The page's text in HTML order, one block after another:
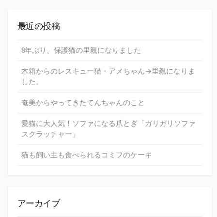
最近の投稿
8年ぶり、保護猫の里親になりました
木箱からのレスキュー猫・アメちゃん→里親になりま
した。
奄美からやってきたてんちゃんのこと
愛猫に大人気！ソファになる爪とぎ「ガリガリソファ
スクラッチャー」
猫も飼い主も食べられるコミフのケーキ
アーカイブ